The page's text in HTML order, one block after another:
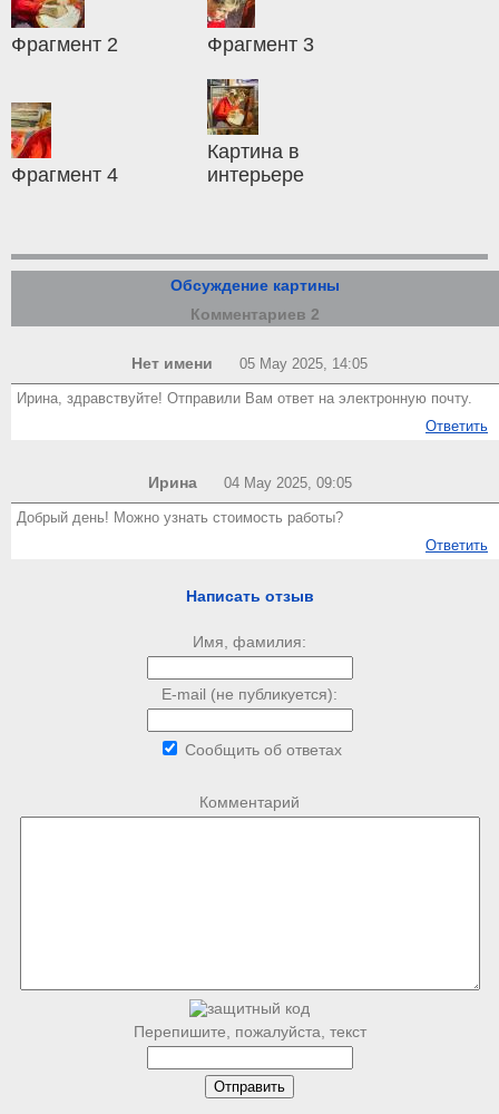
Фрагмент 2 Фрагмент 3
Фрагмент 4
Картина в
интерьере
Обсуждение картины
Комментариев 2
Нет имени 05 May 2025, 14:05
Ирина, здравствуйте! Отправили Вам ответ на электронную почту.
Ответить
Ирина 04 May 2025, 09:05
Добрый день! Можно узнать стоимость работы?
Ответить
Написать отзыв
Имя, фамилия:
E-mail (не публикуется):
Сообщить об ответах
Комментарий
Перепишите, пожалуйста, текст